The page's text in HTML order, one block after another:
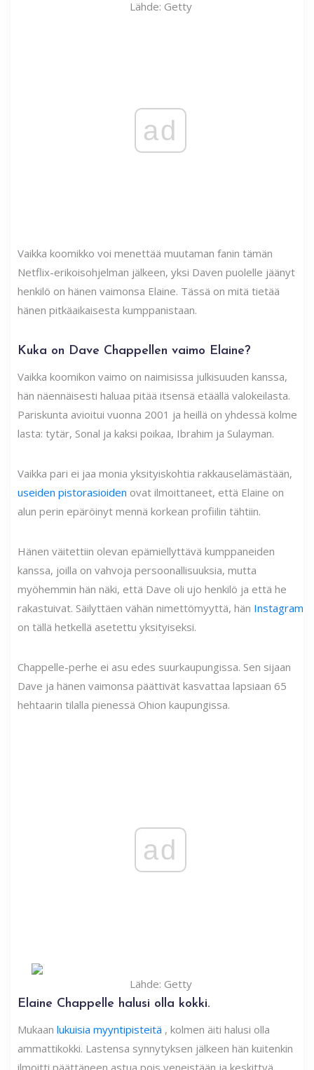
Lähde: Getty
ad
Vaikka koomikko voi menettää muutaman fanin tämän
Netflix-erikoisohjelman jälkeen, yksi Daven puolelle jäänyt
henkilö on hänen vaimonsa Elaine. Tässä on mitä tietää
hänen pitkäaikaisesta kumppanistaan.
Kuka on Dave Chappellen vaimo Elaine?
Vaikka koomikon vaimo on naimisissa julkisuuden kanssa,
hän näennäisesti haluaa pitää itsensä etäällä valokeilasta.
Pariskunta avioitui vuonna 2001 ja heillä on yhdessä kolme
lasta: tytär, Sonal ja kaksi poikaa, Ibrahim ja Sulayman.
Vaikka pari ei jaa monia yksityiskohtia rakkauselämästään,
useiden pistorasioiden ovat ilmoittaneet, että Elaine on
alun perin epäröinyt mennä korkean profiilin tähtiin.
Hänen väitettiin olevan epämiellyttävä kumppaneiden
kanssa, joilla on vahvoja persoonallisuuksia, mutta
myöhemmin hän näki, että Dave oli ujo henkilö ja että he
rakastuivat. Säilyttäen vähän nimettömyyttä, hän Instagram
on tällä hetkellä asetettu yksityiseksi.
Chappelle-perhe ei asu edes suurkaupungissa. Sen sijaan
Dave ja hänen vaimonsa päättivät kasvattaa lapsiaan 65
hehtaarin tilalla pienessä Ohion kaupungissa.
ad
Lähde: Getty
Elaine Chappelle halusi olla kokki.
Mukaan lukuisia myyntipisteitä , kolmen äiti halusi olla
ammattikokki. Lastensa synnytyksen jälkeen hän kuitenkin